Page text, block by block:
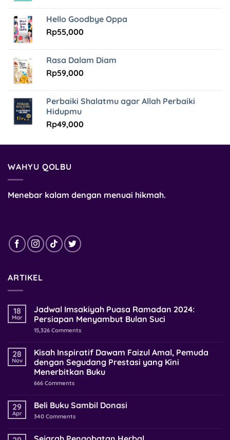
Hello Goodbye Oppa
Rp55,000
Rasa Dalam Diam
Rp59,000
Perbaiki Shalatmu agar Allah Perbaiki
Hidupmu
Rp49,000
WAHYU QOLBU
Menebar kalam dengan menuai hikmah.
ARTIKEL
18
Mar
Jadwal Imsakiyah Puasa Ramadan 2024:
Persiapan Menyambut Bulan Suci
15,326 Comments
28
Nov
Kisah Inspiratif Dawam Faizul Amal, Pemuda
dengan Segudang Prestasi yang Kini
Menerbitkan Buku
666 Comments
29
Apr
Beli Buku Sambil Donasi
340 Comments